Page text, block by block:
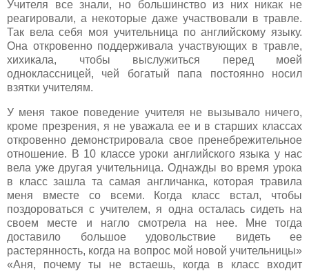
Учителя все знали, но большинство из них никак не
реагировали, а некоторые даже участвовали в травле.
Так вела себя моя учительница по английскому языку.
Она откровенно поддерживала участвующих в травле,
хихикала, чтобы выслужиться перед моей
одноклассницей, чей богатый папа постоянно носил
взятки учителям.
У меня такое поведение учителя не вызывало ничего,
кроме презрения, я не уважала ее и в старших классах
откровенно демонстрировала свое пренебрежительное
отношение. В 10 классе уроки английского языка у нас
вела уже другая учительница. Однажды во время урока
в класс зашла та самая англичанка, которая травила
меня вместе со всеми. Когда класс встал, чтобы
поздороваться с учителем, я одна осталась сидеть на
своем месте и нагло смотрела на нее. Мне тогда
доставило большое удовольствие видеть ее
растерянность, когда на вопрос мой новой учительницы»
«Аня, почему ты не встаешь, когда в класс входит